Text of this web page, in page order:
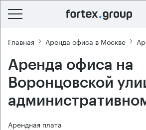
Главная Аренда офиса в Москве
Аренда офиса на
Воронцовской
Арендная плата